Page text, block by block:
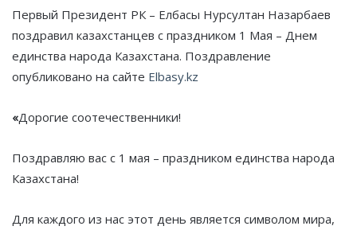
Первый Президент РК – Елбасы Нурсултан Назарбаев
поздравил казахстанцев с праздником 1 Мая – Днем
единства народа Казахстана. Поздравление
опубликовано на сайте Elbasy.kz
«Дорогие соотечественники!
Поздравляю вас с 1 мая – праздником единства народа
Казахстана!
Для каждого из нас этот день является символом мира,